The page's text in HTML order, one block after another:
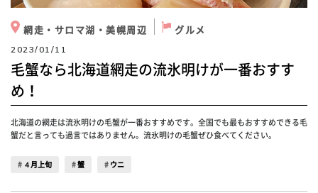
網走・サロマ湖・美幌周辺 グルメ
2023/01/11
毛蟹なら北海道網走の流氷明けが一番おすす
め！
北海道の網走は流氷明けの毛蟹が一番おすすめです。全国でも最もおすすめできる毛
蟹だと言っても過言ではありません。流氷明けの毛蟹ぜひ食べてください。
４月上旬 蟹 ウニ